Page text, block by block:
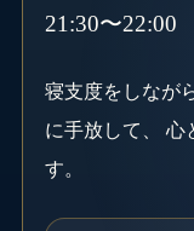
21:30〜22:00
寝支度をしなが
に手放して、 心
す。